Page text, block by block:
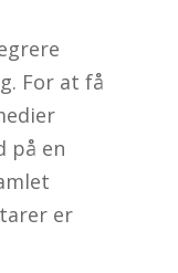
For at få
på en
er